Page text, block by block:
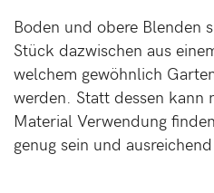
Boden und obere Blenden
Stück dazwischen aus
welchem gewöhnlich
werden. Statt dessen kann
Material Verwendung
genug sein und